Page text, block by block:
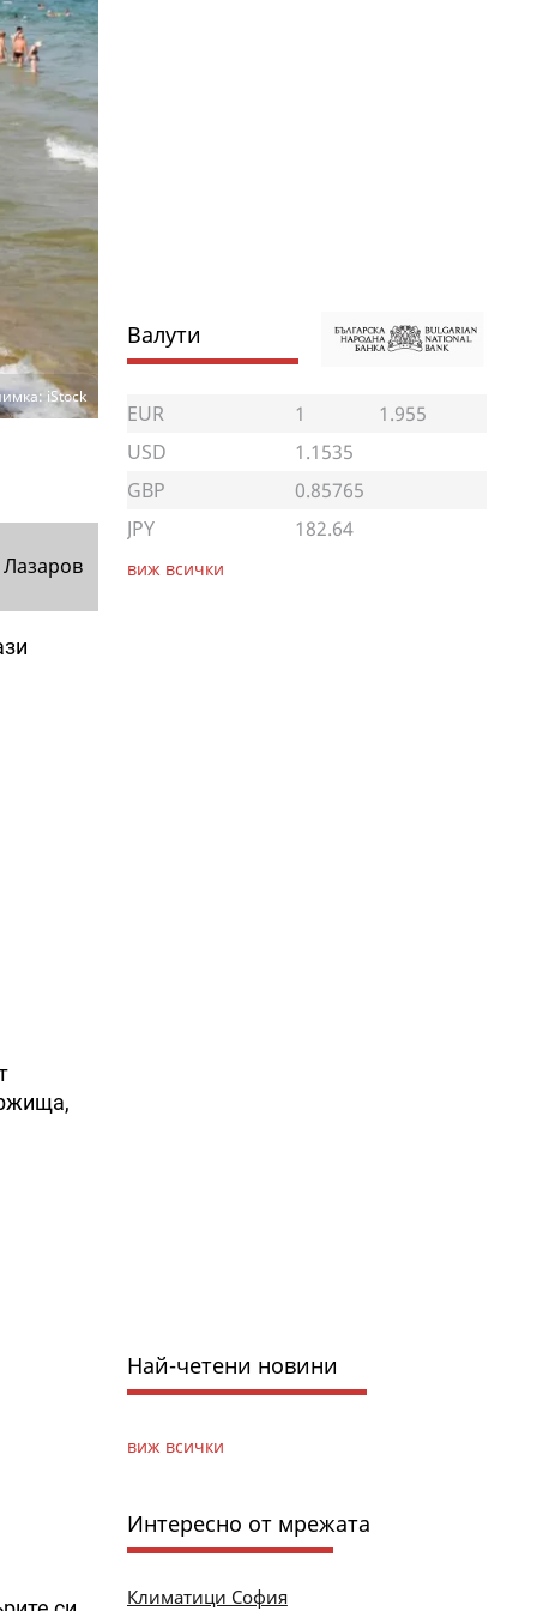
iStock
Валути
EUR 1
1.955
USD
1.1535
GBP
0.85765
JPY
182.64
виж всички
Най-четени новини
виж всички
Интересно от мрежата
Климатици София